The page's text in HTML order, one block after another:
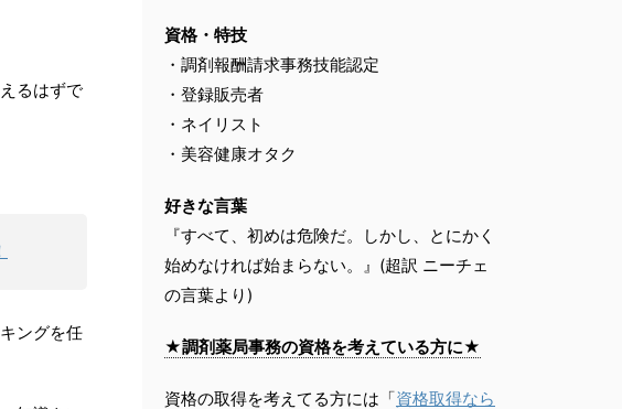
るはずで
ングを任
資格・特技
・調剤報酬請求事務技能認定
・登録販売者
・ネイリスト
・美容健康オタク
好きな言葉
『すべて、初めは危険だ。しかし、とにかく
始めなければ始まらない。』(超訳 ニーチェ
の言葉より)
★調剤薬局事務の資格を考えている方に★
資格の取得を考えてる方には「資格取得なら